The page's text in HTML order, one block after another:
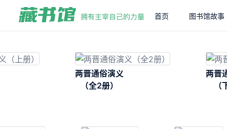
首页 图书馆故事
两晋通俗演义
（全2册）
两晋